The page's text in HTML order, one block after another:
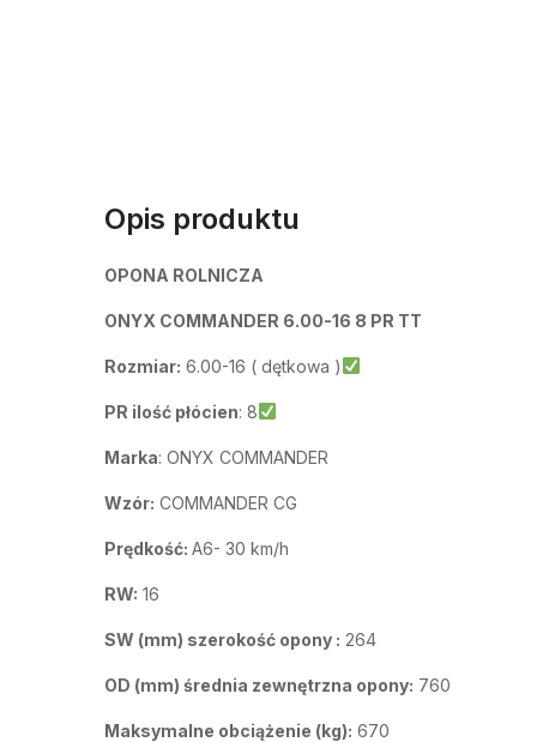
Opis produktu
OPONA ROLNICZA
ONYX COMMANDER 6.00-16 8 PR TT
Rozmiar: 6.00-16 ( dętkowa )
PR ilość płócien: 8
Marka: ONYX COMMANDER
Wzór: COMMANDER CG
Prędkość: A6- 30 km/h
RW: 16
SW (mm) szerokość opony : 264
OD (mm) średnia zewnętrzna opony: 760
Maksymalne obciążenie (kg): 670